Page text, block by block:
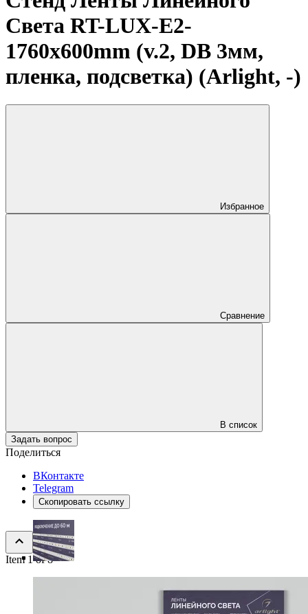
Света RT-LUX-E2-
1760x600mm (v.2, DB 3мм,
пленка, подсветка) (Arlight, -)
Избранное
Сравнение
В список
Задать вопрос
Поделиться
ВКонтакте
Telegram
Скопировать ссылку
Item 1 of 8